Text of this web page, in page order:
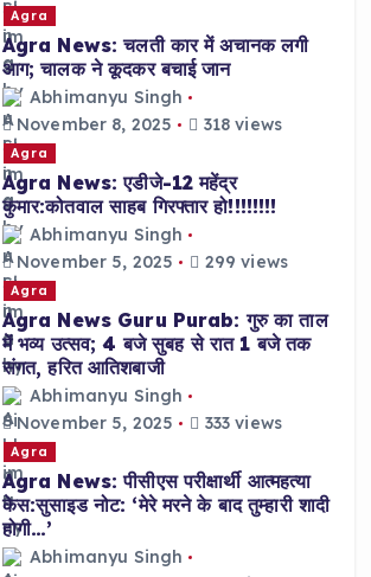
Agra
Agra News: चलती कार में अचानक लगी
आग; चालक ने कूदकर बचाई जान
Abhimanyu Singh
November 8, 2025
318 views
Agra
Agra News: एडीजे-12 महेंद्र
कुमार:कोतवाल साहब गिरफ्तार हो!!!!!!!!
Abhimanyu Singh
November 5, 2025
299 views
Agra
Agra News Guru Purab: गुरु का ताल
में भव्य उत्सव; 4 बजे सुबह से रात 1 बजे तक
संगत, हरित आतिशबाजी
Abhimanyu Singh
November 5, 2025
333 views
Agra
Agra News: पीसीएस परीक्षार्थी आत्महत्या
केस:सुसाइड नोट: ‘मेरे मरने के बाद तुम्हारी शादी
होगी…’
Abhimanyu Singh